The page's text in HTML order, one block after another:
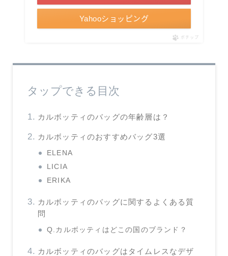
Yahooショッピング
ポチップ
タップできる目次
カルボッティのバッグの年齢層は？
カルボッティのおすすめバッグ3選
ELENA
LICIA
ERIKA
カルボッティのバッグに関するよくある質
問
Q.カルボッティはどこの国のブランド？
カルボッティのバッグはタイムレスなデザ